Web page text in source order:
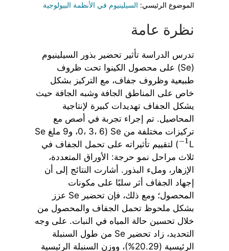
الموضوع الرئيسي: السيلينيوم في الأنظمة البيولوجية
نظرة عامة
تدرس الدراسة تأثير تحضير بذور السيلينيوم
(Se) على محصول الكينوا تحت ظروف
طبيعية وظروف جفاف، مع التركيز بشكل
خاص على المناطق الجافة وشبه الجافة حيث
يشكل الجفاف تهديدات كبيرة لإنتاجية
المحاصيل. تم إجراء تجربة في أصص مع
تركيزات مختلفة من Se (0، 3، 6، و9 ملغ Se
L
−1
) لتقييم تأثيراته على تحمل الجفاف في
ثلاث مراحل نمو حرجة: الأوراق المتعددة،
الإزهار، وملء البذور. أشارت النتائج إلى أن
إجهاد الجفاف أثر سلبًا على مكونات
المحصول؛ ومع ذلك، فإن تحضير Se عزز
بشكل ملحوظ تحمل الجفاف والمحصول من
خلال تحسين حالة المياه في النبات. على وجه
التحديد، زاد تحضير Se من طول السنبلة
الرئيسية (20.29%)، ووزن السنبلة الرئيسية